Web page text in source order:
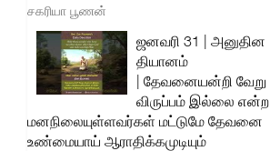
சகரியா பூணன்
ஜனவரி 31 | அனுதின
தியானம்
| தேவனையன்றி வேறு
விருப்பம் இல்லை என்ற
மனநிலையுள்ளவர்கள் மட்டுமே தேவனை
உண்மையாய் ஆராதிக்கமுடியும்